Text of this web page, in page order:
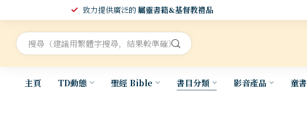
致力提供廣泛的屬靈書籍&基督教禮品
主頁 TD動態 聖經 Bible 書目分類 影音產品 童書